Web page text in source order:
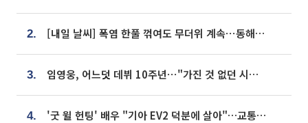
2. [내일 날씨] 폭염 한풀 꺾여도 무더위 계속⋯동해안 이틀 연속 비
3. 임영웅, 어느덧 데뷔 10주년⋯"가진 것 없던 시절, 내 앞엔 20명의 팬뿐"
4. '굿 윌 헌팅' 배우 "기아 EV2 덕분에 살아"…교통사고 후 안전성 극찬